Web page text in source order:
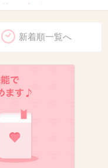
り出すのね
+30
りにした方が同
+13
新着順一覧へ